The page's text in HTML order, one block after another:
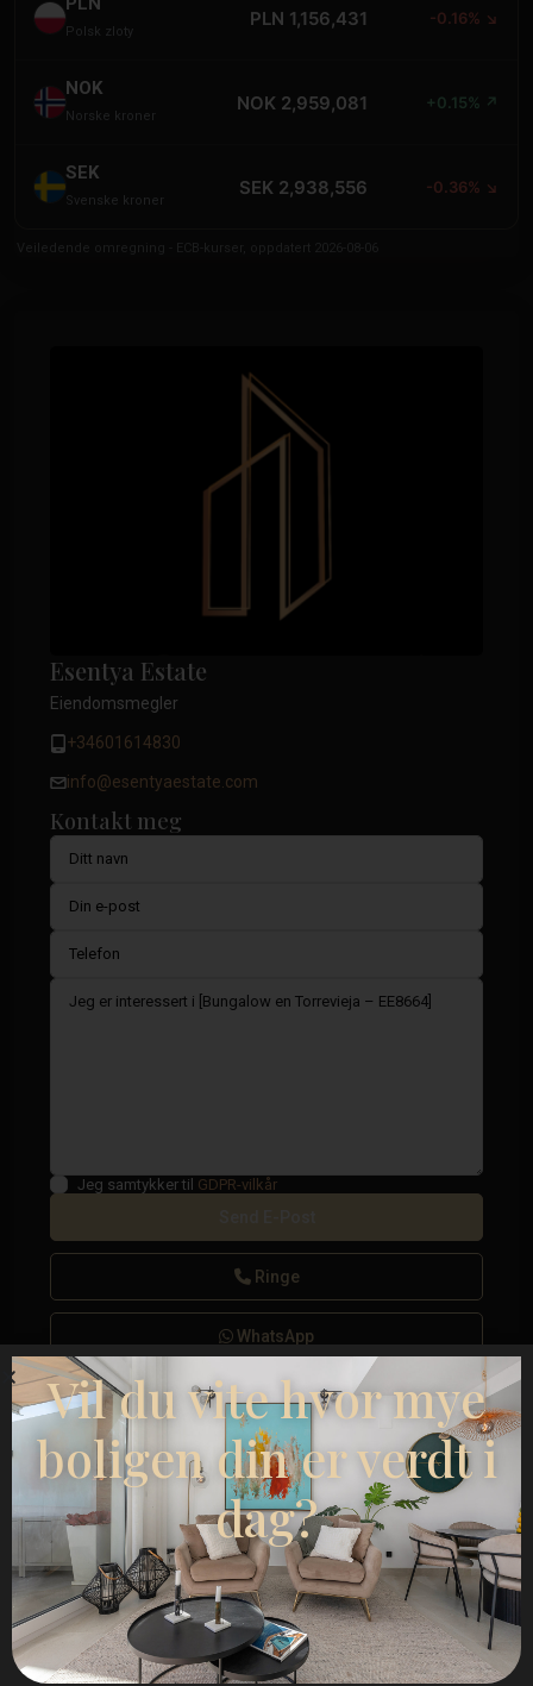
Polsk zloty
PLN 1,156,431 -0.16% ↘
NOK
Norske kroner
NOK 2,959,081 +0.15% ↗
SEK
Svenske kroner
SEK 2,938,556 -0.36% ↘
Esentya Estate
Eiendomsmegler
+34601614830
info@esentyaestate.com
Kontakt meg
Jeg samtykker til GDPR-vilkår
Ringe
WhatsApp
Plantegninger
Kart
Vil du vite hvor mye
boligen din er verdt i
dag?